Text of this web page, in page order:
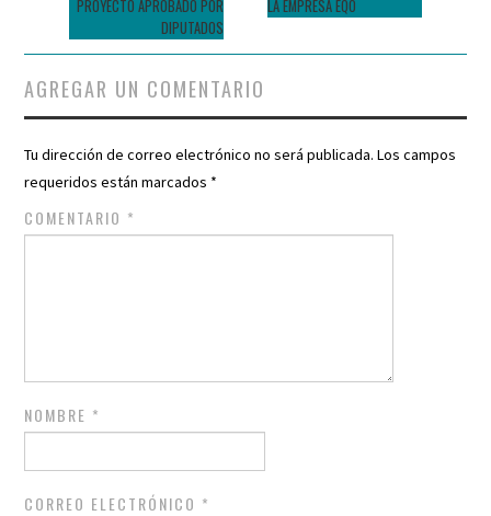
PROYECTO APROBADO POR
DIPUTADOS
LA EMPRESA EQO
AGREGAR UN COMENTARIO
Tu dirección de correo electrónico no será publicada. Los campos
requeridos están marcados *
COMENTARIO *
NOMBRE *
CORREO ELECTRÓNICO *